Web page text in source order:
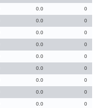
0.0 0
0.0 0
0.0 0
0.0 0
0.0 0
0.0 0
0.0 0
0.0 0
0.0 0